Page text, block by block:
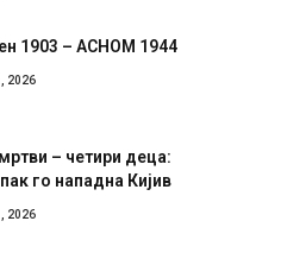
1903 – АСНОМ 1944
2026
– четири деца:
го нападна Кијив
2026